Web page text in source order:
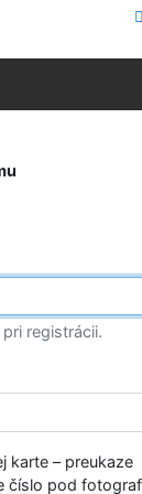
registrácii.
karte – preukaze
číslo pod